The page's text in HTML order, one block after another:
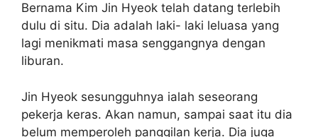
Bernama Kim Jin Hyeok telah datang terlebih
dulu di situ. Dia adalah laki- laki leluasa yang
lagi menikmati masa senggangnya dengan
liburan.
Jin Hyeok sesungguhnya ialah seseorang
pekerja keras. Akan namun, sampai saat itu dia
belum memperoleh panggilan kerja. Dia juga